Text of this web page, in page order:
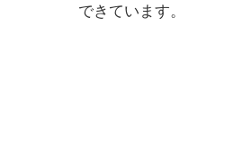
できています。